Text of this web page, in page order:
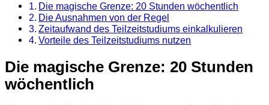
Die magische Grenze: 20 Stunden wöchentlich
Die Ausnahmen von der Regel
Zeitaufwand des Teilzeitstudiums einkalkulieren
Vorteile des Teilzeitstudiums nutzen
Die magische Grenze: 20 Stunden
wöchentlich